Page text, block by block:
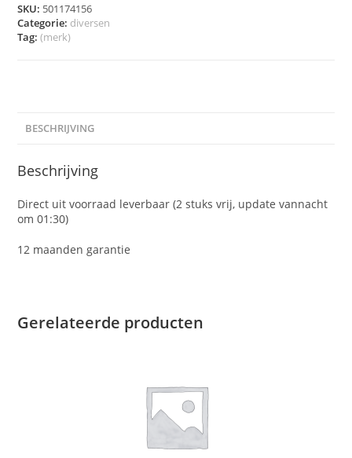
SKU: 501174156
Categorie: diversen
Tag:(merk)
BESCHRIJVING
Beschrijving
Direct uit voorraad leverbaar (2 stuks vrij, update vannacht
om 01:30)
12 maanden garantie
Gerelateerde producten